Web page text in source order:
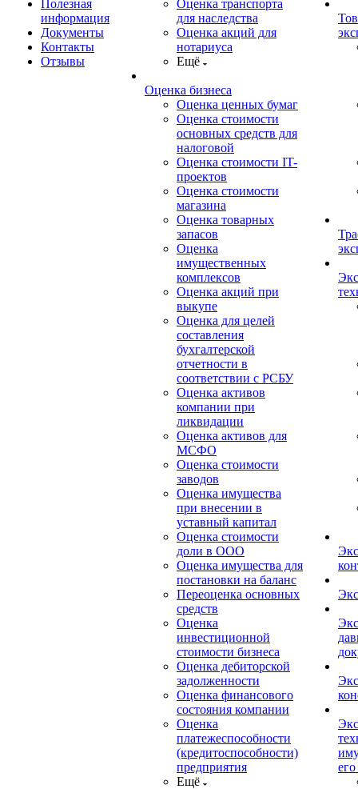
Полезная
информация
Документы
Контакты
Отзывы
Оценка транспорта
для наследства
Оценка акций для
нотариуса
Ещё
Оценка бизнеса
Оценка ценных бумаг
Оценка стоимости
основных средств для
налоговой
Оценка стоимости IT-
проектов
Оценка стоимости
магазина
Оценка товарных
запасов
Оценка
имущественных
комплексов
Оценка акций при
выкупе
Оценка для целей
составления
бухгалтерской
отчетности в
соответствии с РСБУ
Оценка активов
компании при
ликвидации
Оценка активов для
МСФО
Оценка стоимости
заводов
Оценка имущества
при внесении в
уставный капитал
Оценка стоимости
доли в ООО
Оценка имущества для
постановки на баланс
Переоценка основных
средств
Оценка
инвестиционной
стоимости бизнеса
Оценка дебиторской
задолженности
Оценка финансового
состояния компании
Оценка
платежеспособности
(кредитоспособности)
предприятия
Ещё